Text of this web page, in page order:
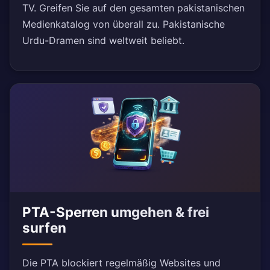
TV. Greifen Sie auf den gesamten pakistanischen
Medienkatalog von überall zu. Pakistanische
Urdu-Dramen sind weltweit beliebt.
PTA-Sperren umgehen & frei
surfen
Die PTA blockiert regelmäßig Websites und